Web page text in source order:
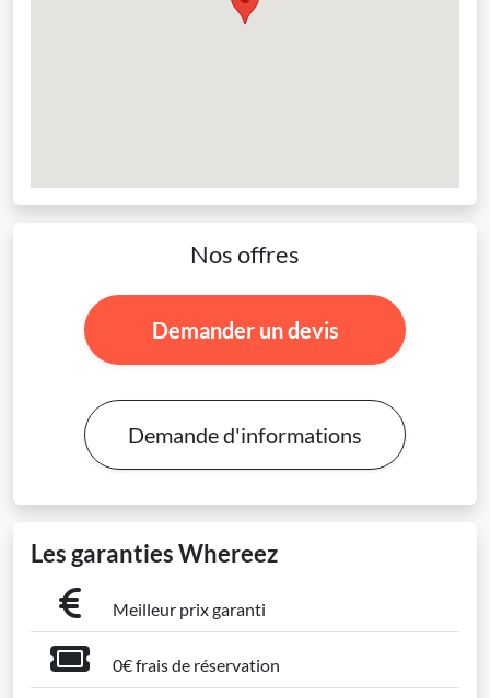
Nos offres
Demander un devis
Demande d'informations
Les garanties Whereez
Meilleur prix garanti
0€ frais de réservation